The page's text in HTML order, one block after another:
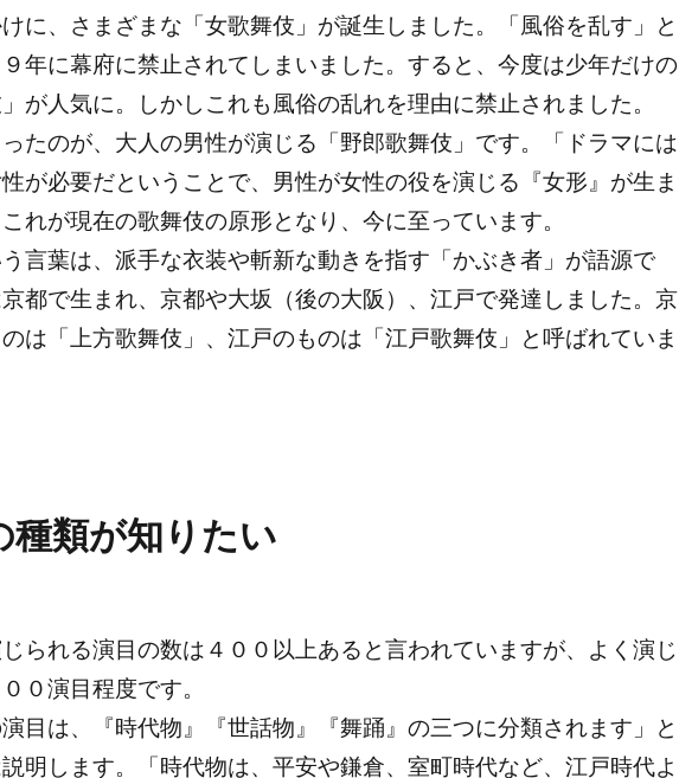
に、さまざまな「女歌舞伎」が誕生しました。「風俗を乱す」と
年に幕府に禁止されてしまいました。すると、今度は少年だけの
」が人気に。しかしこれも風俗の乱れを理由に禁止されました。
たのが、大人の男性が演じる「野郎歌舞伎」です。「ドラマには
が必要だということで、男性が女性の役を演じる『女形』が生ま
れが現在の歌舞伎の原形となり、今に至っています。
言葉は、派手な衣装や斬新な動きを指す「かぶき者」が語源で
都で生まれ、京都や大坂（後の大阪）、江戸で発達しました。京
は「上方歌舞伎」、江戸のものは「江戸歌舞伎」と呼ばれていま
類が知りたい
られる演目の数は４００以上あると言われていますが、よく演じ
０演目程度です。
目は、『時代物』『世話物』『舞踊』の三つに分類されます」と
明します。「時代物は、平安や鎌倉、室町時代など、江戸時代よ